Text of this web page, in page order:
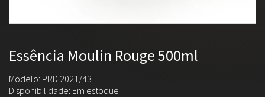
Essência Moulin Rouge 500ml
Modelo: PRD 2021/43
Disponibilidade: Em estoque